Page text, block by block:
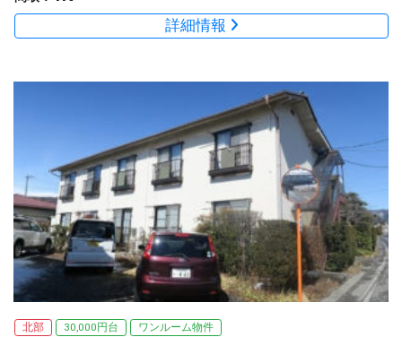
詳細情報
北部 30,000円台 ワンルーム物件